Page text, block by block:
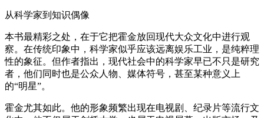
从科学家到知识偶像
本书最精彩之处，在于它把霍金放回现代大众文化中进行观
察。在传统印象中，科学家似乎应该远离娱乐工业，是纯粹理
性的象征。但作者指出，现代社会中的科学家早已不只是研究
者，他们同时也是公众人物、媒体符号，甚至某种意义上
的“明星”。
霍金尤其如此。他的形象频繁出现在电视剧、纪录片等流行文